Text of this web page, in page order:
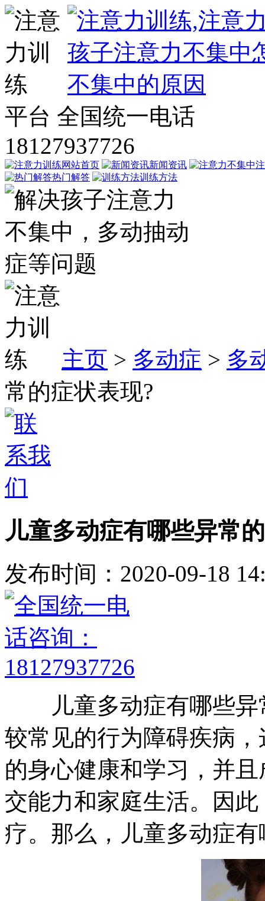
平台 全国统一电话
18127937726
网站首页 新闻资讯
热门解答
训练方法
主页 > 多动症 > 多
常的症状表现?
儿童多动症有哪些异常
发布时间：2020-09-18
儿童多动症有哪些异
较常见的行为障碍疾病
的身心健康和学习，并
交能力和家庭生活。因
疗。那么，儿童多动症